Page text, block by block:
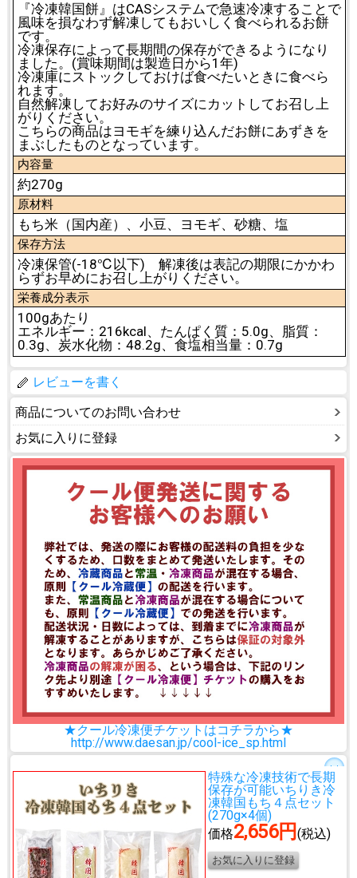
『冷凍韓国餅』はCASシステムで急速冷凍することで
風味を損なわず解凍してもおいしく食べられるお餅
です。
冷凍保存によって長期間の保存ができるようになり
ました。(賞味期間は製造日から1年)
冷凍庫にストックしておけば食べたいときに食べら
れます。
自然解凍してお好みのサイズにカットしてお召し上
がりください。
こちらの商品はヨモギを練り込んだお餅にあずきを
まぶしたものとなっています。
内容量
約270g
原材料
もち米（国内産）、小豆、ヨモギ、砂糖、塩
保存方法
冷凍保管(-18℃以下) 解凍後は表記の期限にかかわ
らずお早めにお召し上がりください。
栄養成分表示
100gあたり
エネルギー：216kcal、たんぱく質：5.0g、脂質：
0.3g、炭水化物：48.2g、食塩相当量：0.7g
レビューを書く
商品についてのお問い合わせ
お気に入りに登録
★クール冷凍便チケットはコチラから★
http://www.daesan.jp/cool-ice_sp.html
特殊な冷凍技術で長期
保存が可能いちりき冷
凍韓国もち４点セット
(270g×4個)
価格2,656円 (税込)